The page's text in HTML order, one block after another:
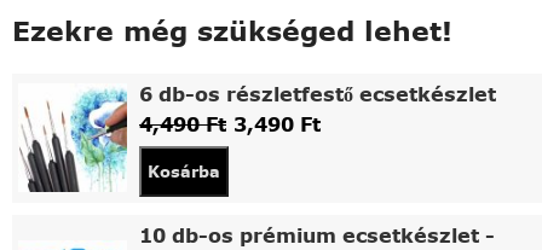
Ezekre még szükséged lehet!
6 db-os részletfestő ecsetkészlet
4,490Ft 3,490 Ft
Kosárba
10 db-os prémium ecsetkészlet -